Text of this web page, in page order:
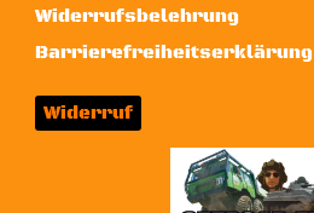
Widerrufsbelehrung
Barrierefreiheitserklärung
Widerruf